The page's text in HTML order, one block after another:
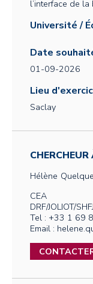
l’interface de
Université /
Date
01-09-2026
Lieu
Saclay
Hélène
CEA
DRF/JOLIOT/
Tel : +33 1 69
Email :